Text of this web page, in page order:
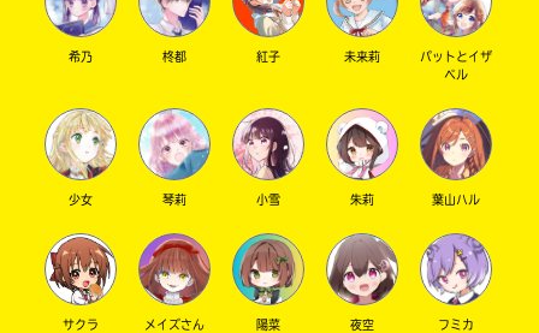
希乃 柊都 紅子 未来莉
パットとイザ
ベル
少女 琴莉 小雪 朱莉 葉山ハル
サクラ メイズさん 陽菜 夜空 フミカ